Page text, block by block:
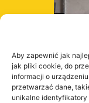
Aby zapewnić jak
jak pliki cookie, do
informacji o
przetwarzać dane,
unikalne